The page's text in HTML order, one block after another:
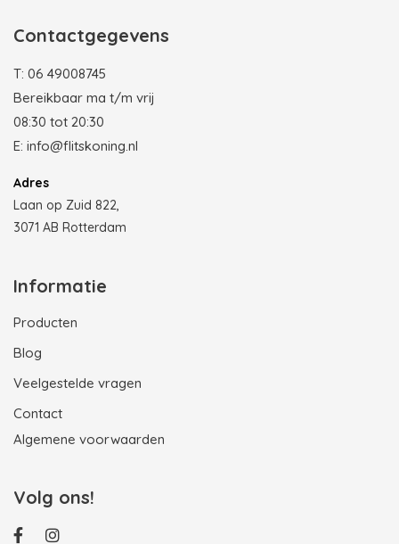
Contactgegevens
T: 06 49008745
Bereikbaar ma t/m vrij
08:30 tot 20:30
E: info@flitskoning.nl
Adres
Laan op Zuid 822,
3071 AB Rotterdam
Informatie
Producten
Blog
Veelgestelde vragen
Contact
Algemene voorwaarden
Volg ons!